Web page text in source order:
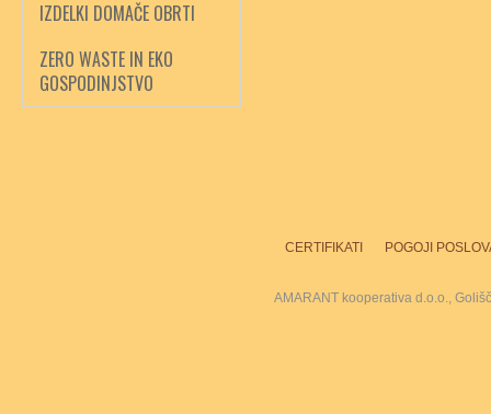
IZDELKI DOMAČE OBRTI
ZERO WASTE IN EKO
GOSPODINJSTVO
CERTIFIKATI POGOJI
AMARANT kooperativa d.o.o.,